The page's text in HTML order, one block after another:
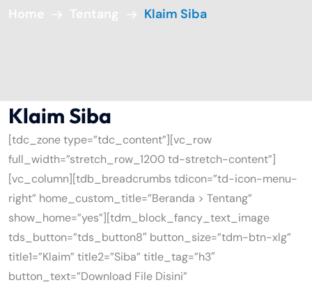
Home Tentang Klaim Siba
Klaim Siba
[tdc_zone type=”tdc_content”][vc_row
full_width=”stretch_row_1200 td-stretch-content”]
[vc_column][tdb_breadcrumbs tdicon=”td-icon-menu-
right” home_custom_title=”Beranda > Tentang”
show_home=”yes”][tdm_block_fancy_text_image
tds_button=”tds_button8″ button_size=”tdm-btn-xlg”
title1=”Klaim” title2=”Siba” title_tag=”h3″
button_text=”Download File Disini”